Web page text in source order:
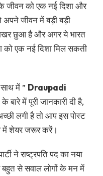
जीवन को एक नई दिशा और
अपने जीवन में बड़ी बड़ी
छुआ है और अगर ये भारत
को एक नई दिशा मिल सकती
में ” Draupadi
के बारे में पूरी जानकारी दी है,
लगी है तो आप इस पोस्ट
में शेयर जरूर करें।
ने राष्ट्रपति पद का नया
बहुत से सवाल लोगों के मन में